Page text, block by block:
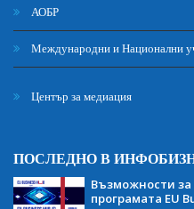
АОБР
Международни и Национални
Център за медиация
ПОСЛЕДНО В
Възможности за
програмата EU